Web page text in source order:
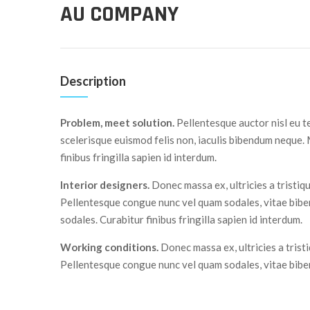
AU COMPANY
Description
Problem, meet solution. Pellentesque auctor nisl eu
scelerisque euismod felis non, iaculis bibendum
finibus fringilla sapien id interdum.
Interior designers. Donec massa ex, ultricies a
Pellentesque congue nunc vel quam sodales, vitae
sodales. Curabitur finibus fringilla sapien id interdum.
Working conditions. Donec massa ex, ultricies a
Pellentesque congue nunc vel quam sodales, vitae